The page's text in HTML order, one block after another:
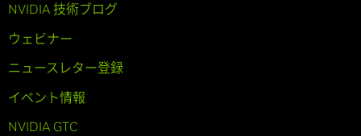
NVIDIA 技術ブログ
ウェビナー
ニュースレター登録
イベント情報
NVIDIA GTC